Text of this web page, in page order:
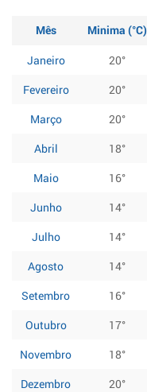
Mês Minima (°C)
Janeiro
20°
Fevereiro
20°
Março
20°
Abril
18°
Maio
16°
Junho
14°
Julho
14°
Agosto
14°
Setembro
16°
Outubro
17°
Novembro
18°
Dezembro
20°